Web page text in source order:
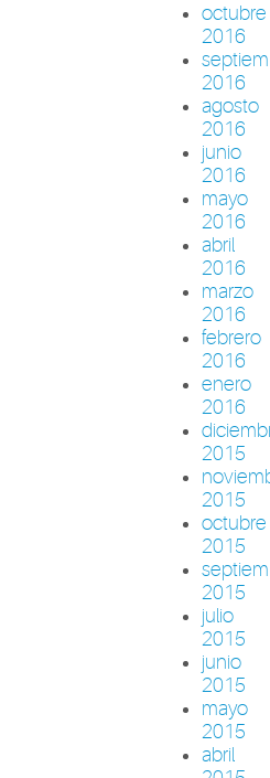
octubre
2016
2016
agosto
2016
junio
2016
mayo
2016
abril
2016
marzo
2016
febrero
2016
enero
2016
2015
2015
octubre
2015
2015
julio
2015
junio
2015
mayo
2015
abril